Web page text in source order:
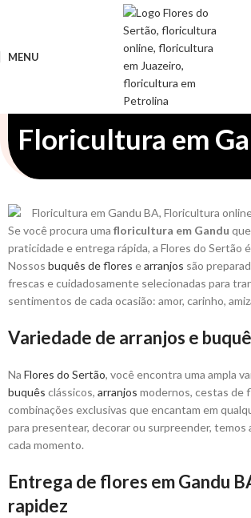
MENU
Floricultura em
Se você procura uma floricultura em Gandu
praticidade e entrega rápida, a Flores do Sertão
Nossos buquês de flores earranjos são
frescas e cuidadosamente selecionadas para
sentimentos de cada ocasião: amor, carinho,
Variedade de arranjos e
Na Flores do Sertão, você encontra uma ampla
buquês clássicos, arranjos modernos, cestas de
combinações exclusivas que encantam em
para presentear, decorar ou surpreender, temos
cada momento.
Entrega de flores em Gandu
rapidez